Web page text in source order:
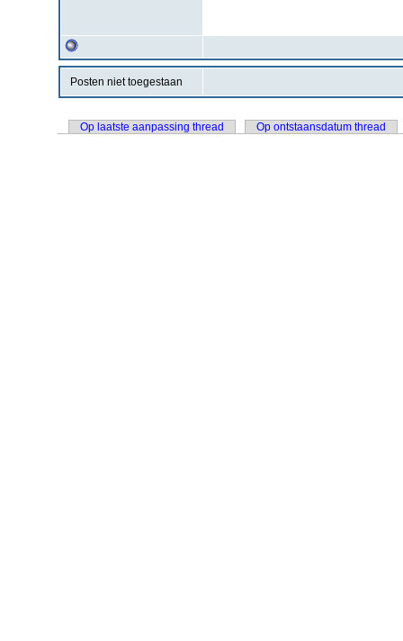
Posten niet toegestaan
Op laatste aanpassing thread Op ontstaansdatum thread